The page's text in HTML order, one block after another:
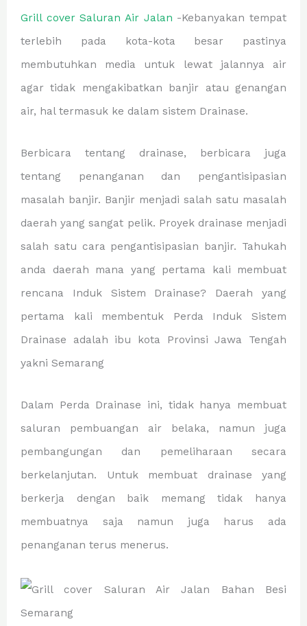
Grill cover Saluran Air Jalan -Kebanyakan tempat
terlebih pada kota-kota besar pastinya
membutuhkan media untuk lewat jalannya air
agar tidak mengakibatkan banjir atau genangan
air, hal termasuk ke dalam sistem Drainase.
Berbicara tentang drainase, berbicara juga
tentang penanganan dan pengantisipasian
masalah banjir. Banjir menjadi salah satu masalah
daerah yang sangat pelik. Proyek drainase menjadi
salah satu cara pengantisipasian banjir. Tahukah
anda daerah mana yang pertama kali membuat
rencana Induk Sistem Drainase? Daerah yang
pertama kali membentuk Perda Induk Sistem
Drainase adalah ibu kota Provinsi Jawa Tengah
yakni Semarang
Dalam Perda Drainase ini, tidak hanya membuat
saluran pembuangan air belaka, namun juga
pembangungan dan pemeliharaan secara
berkelanjutan. Untuk membuat drainase yang
berkerja dengan baik memang tidak hanya
membuatnya saja namun juga harus ada
penanganan terus menerus.